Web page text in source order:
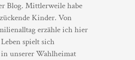
Blog. Mittlerweile habe
Kinder. Von
erzähle ich hier
spielt sich
unserer Wahlheimat